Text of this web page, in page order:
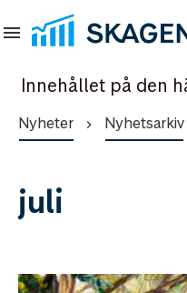
Innehållet på den
Nyheter Nyhetsarkiv
juli